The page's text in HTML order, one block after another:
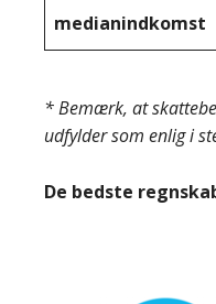
medianindkomst
* Bemærk, at
udfylder som enlig i
De bedste